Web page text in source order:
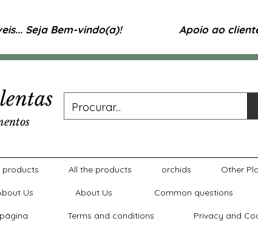
Seja Bem-vindo(a)! Apoio ao
products All the products orchids Other
Us About Us Common questions
Terms and conditions Privacy and